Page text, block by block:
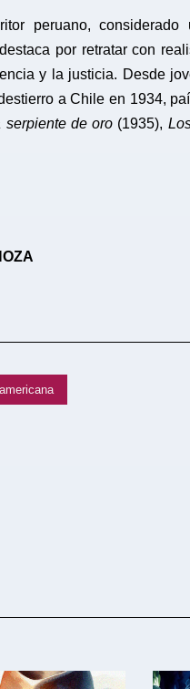
peruano,
por retratar con
y la justicia. Desde
a Chile en 1934,
serpiente de oro (1935),